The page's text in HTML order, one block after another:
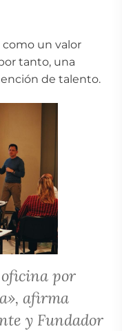
como un valor
tanto, una
de talento.
por
afirma
y Fundador